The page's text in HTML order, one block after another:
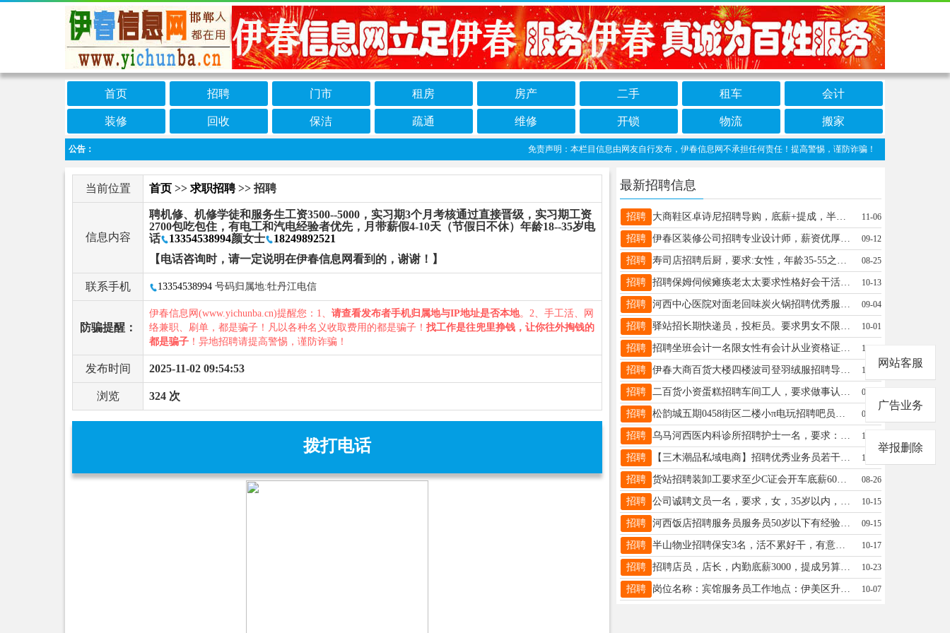
首页 招聘 门市 租房 房产 二手 租车 会计
装修 回收 保洁 疏通 维修 开锁 物流 搬家
公告： 免责声明：本栏目信息由网友自行发布，伊春信息网不承担任何责任！提高警惕，谨防诈骗！做推广、做信息置顶！
当前位置 首页 >> 求职招聘>> 招聘
信息内容
聘机修、机修学徒和服务生工资3500--5000，实习期3个月考核通过直接晋级，实习期工资
2700包吃包住，有电工和汽电经验者优先，月带薪假4-10天（节假日不休）年龄18--35岁电
话
13354538994颜女士
18249892521
【电话咨询时，请一定说明在伊春信息网看到的，谢谢！】
联系手机 13354538994 号码归属地:牡丹江电信
防骗提醒：
伊春信息网(www.yichunba.cn)提醒您：1、 请查看发布者手机归属地与IP地址是否本地。2、手工活、网
络兼职、刷单，都是骗子！凡以各种名义收取费用的都是骗子！ 找工作是往兜里挣钱，让你往外掏钱的
都是骗子 ！异地招聘请提高警惕，谨防诈骗！
发布时间 2025-11-02 09:54:53
浏览 324 次
拨打电话
最新招聘信息
招聘 大商鞋区卓诗尼招聘导购，底薪+提成，半天班工作轻松，、3至于3.5提、满半年有工龄～半年50、一年100、5年封顶～法定假日有三薪～2天休息～联系电话：18714581716张18714581716 11-06
招聘 伊春区装修公司招聘专业设计师，薪资优厚面议李先生13845868283 09-12
招聘 寿司店招聘后厨，要求:女性，年龄35-55之间，有责任心，能长期干，有无经验均可。老板人好事儿少，平层门市房，工作环境好，福利待遇优厚。有意者联系:13251580222，王女士。非诚勿扰王女士13251580222 08-25
招聘 招聘保姆伺候瘫痪老太太要求性格好会干活做饭可以勤快3000一个月白班休两天8点到5点咨询电话13796511852男士16664584567 10-13
招聘 河西中心医院对面老回味炭火锅招聘优秀服务员，（有专门上菜撤台人员）工资4000令加酒水提成，每个月5500左右，包吃包住，每个月两个半天休息，联系电话17678586999女士13804854608 09-04
招聘 驿站招长期快递员，投柜员。要求男女不限，年龄体力够就行，心细，责任心强。待遇电话联系。另有多个成熟驿站出兑，地理位置优异，设备齐全，每天到货量1000左右，发货30-40件，收入稳定，不愁客源，带有屋内设备，接手能干就是挣钱。有意者联系吴先生13114587976请联系此号码吴先生17758895804 10-01
招聘 招聘坐班会计一名限女性有会计从业资格证薪资待遇面议姜18714769995 10-18
招聘 伊春大商百货大楼四楼波司登羽绒服招聘导购员，有意者可到店面谈或电话咨询18645869996或18645868586李先生18645868586 10-01
招聘 二百货小资蛋糕招聘车间工人，要求做事认真负责，有无经验均可，包教学，一经录用，待遇优厚。有意者请拨打电话136145897198详询。周经理13614587198 08-25
招聘 松韵城五期0458街区二楼小π电玩招聘吧员年龄要求40岁以下2500+3%提成先生19104585222 09-04
招聘 乌马河西医内科诊所招聘护士一名，要求：爱岗敬业，技术水平好.工资面谈李先生13846628765 10-23
招聘 【三木潮品私域电商】招聘优秀业务员若干任职要求：年龄18-35销售经验电商运营经验优先熟悉微信生态私域运营经验优先岗位职责：私域流量运营团队自带流量上手简单无需外出承接线上私域引流用户日常toC接待客户解答问题沟通负责小程序店铺及朋友圈运营有效提升用户转化复购率GMV及领导交代的其他事物带薪试用期7天业务能力上手快可提前转正底薪➕提成➕绩效➕奖金综合工资5xxx-1xxxx工作优点：都是年轻人工作氛围轻松可以学到专业知识发展前景无限好工资待遇高碾压平均工资工作地点：新区工作时间：11:00-22:00联系人：三木13382153336三木潮品团队欢迎您的加入王先生17262598313 10-07
招聘 货站招聘装卸工要求至少C证会开车底薪6000长期稳定的联系李女士19504582868 08-26
招聘 公司诚聘文员一名，要求，女，35岁以内，师范类本科以上学历，工资待遇面议。王先生13614586933 10-15
招聘 河西饭店招聘服务员服务员50岁以下有经验者有限有工作餐有菜梯有倒班休息电话15094595555杨15094595555 09-15
招聘 半山物业招聘保安3名，活不累好干，有意者来物业联系。程先生13199277791 10-17
招聘 招聘店员，店长，内勤底薪3000，提成另算，上不封顶，年节福利7小时工作制，中午两小时休息想要赚钱的来，短期勿扰[地址：双丰泽尔堂营养食品超市招聘☎️：15245889990（微信同步）刘女士13766736677 10-23
招聘 岗位名称：宾馆服务员工作地点：伊美区升辉早市附近岗位职责：暂定负责9个房间的客房清洁，布草更换，物品补给，确保客房整洁达标。薪资待遇：具体薪资电话私聊。张女士13154586161 10-07
网站客服
广告业务
举报删除